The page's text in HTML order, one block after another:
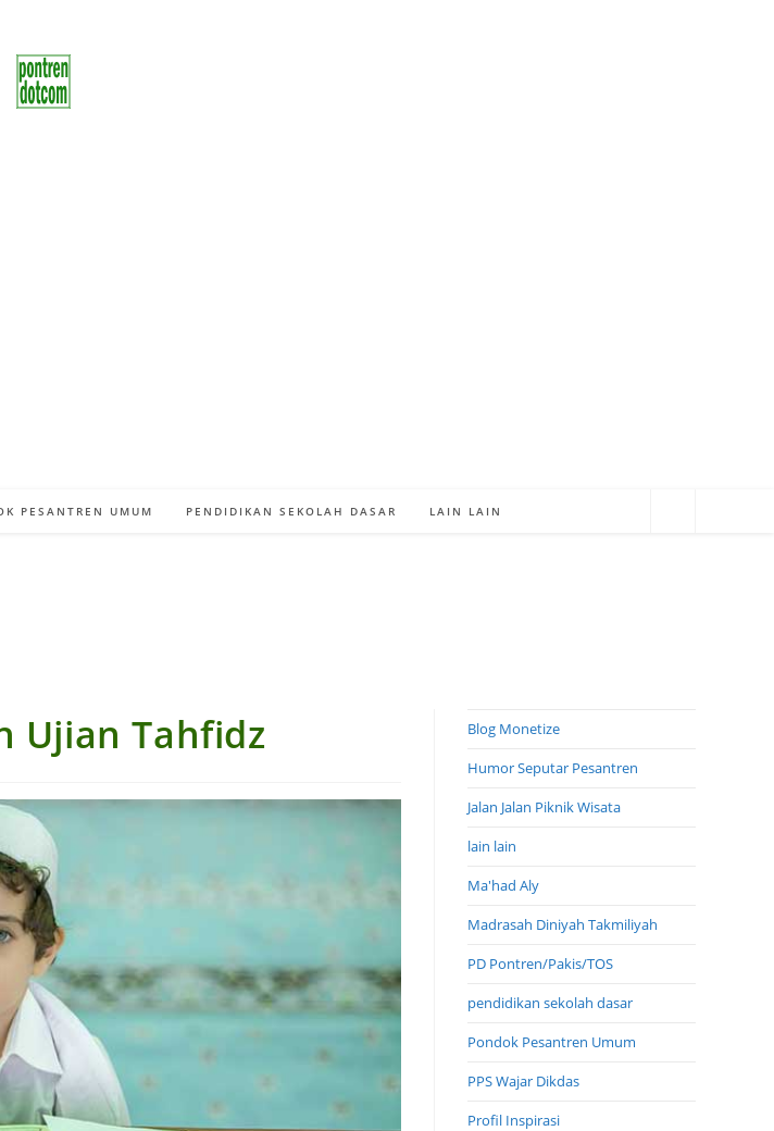
PESANTREN UMUM PENDIDIKAN SEKOLAH DASAR LAIN LAIN
Ujian Tahfidz
Blog Monetize
Humor Seputar Pesantren
Jalan Jalan Piknik Wisata
lain lain
Ma'had Aly
Madrasah Diniyah Takmiliyah
PD Pontren/Pakis/TOS
pendidikan sekolah dasar
Pondok Pesantren Umum
PPS Wajar Dikdas
Profil Inspirasi